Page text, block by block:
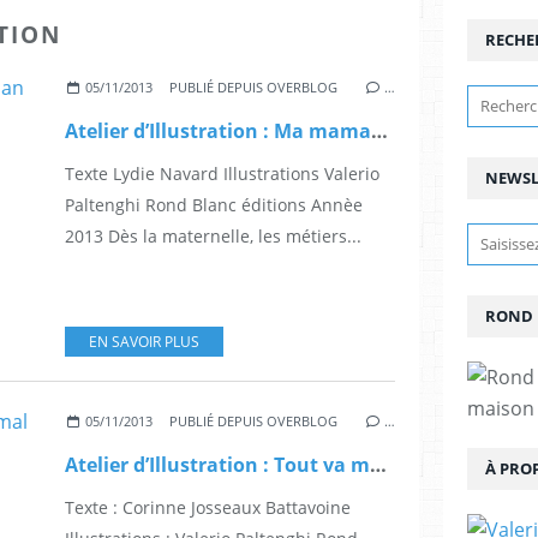
05/11/2013 PUBLIÉ DEPUIS OVERBLOG …
Atelier d’Illustration : Ma maman est fleuriste Mon Papa est dompteur
Texte Lydie Navard Illustrations Valerio
Paltenghi Rond Blanc éditions Annèe
2013 Dès la maternelle, les métiers...
EN SAVOIR PLUS
05/11/2013 PUBLIÉ DEPUIS OVERBLOG …
Atelier d’Illustration : Tout va mal pour le Père Noël
Texte : Corinne Josseaux Battavoine
ROND
À